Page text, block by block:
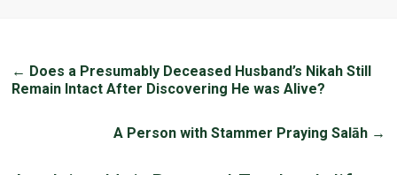
← Does a Presumably Deceased Husband’s Nikah Still
Remain Intact After Discovering He was Alive?
A Person with Stammer Praying Salāh →